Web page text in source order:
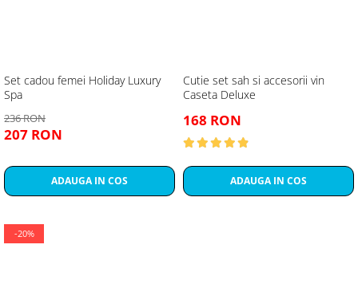
Set cadou femei Holiday Luxury
Spa
236 RON
207 RON
ADAUGA IN COS
Cutie set sah si accesorii vin
Caseta Deluxe
168 RON
ADAUGA IN COS
-20%